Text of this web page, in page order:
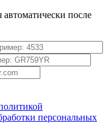
автоматически после
персональных